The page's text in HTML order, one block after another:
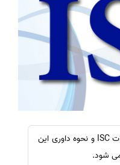
هزینه چاپ مقالات علمی در مجلات ISC و نحوه داوری این
شود.